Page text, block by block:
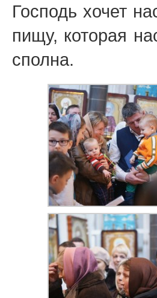
Господь хочет
пищу, которая
сполна.